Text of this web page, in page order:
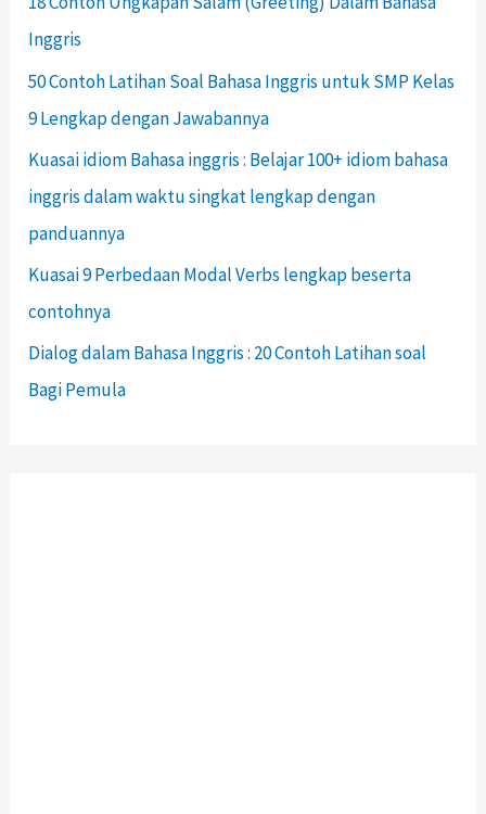
Inggris
50 Contoh Latihan Soal Bahasa Inggris untuk SMP Kelas
9 Lengkap dengan Jawabannya
Kuasai idiom Bahasa inggris : Belajar 100+ idiom bahasa
inggris dalam waktu singkat lengkap dengan
panduannya
Kuasai 9 Perbedaan Modal Verbs lengkap beserta
contohnya
Dialog dalam Bahasa Inggris : 20 Contoh Latihan soal
Bagi Pemula